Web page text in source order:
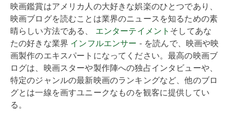
映画鑑賞はアメリカ人の大好きな娯楽のひとつであり、
映画ブログを読むことは業界のニュースを知るための素
晴らしい方法である、 エンターテイメント そしてあな
たの好きな業界 インフルエンサー - を読んで、映画や映
画製作のエキスパートになってください。最高の映画ブ
ログは、映画スターや製作陣への独占インタビューや、
特定のジャンルの最新映画のランキングなど、他のブロ
グとは一線を画すユニークなものを観客に提供してい
る。